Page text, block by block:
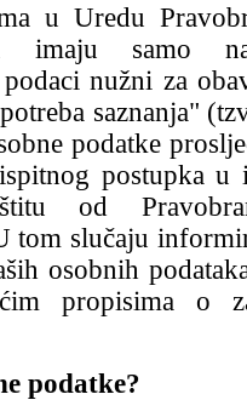
u Uredu
imaju samo
nužni za
saznanja"
podatke
postupka u
od
tom slučaju
osobnih
propisima o
podatke?